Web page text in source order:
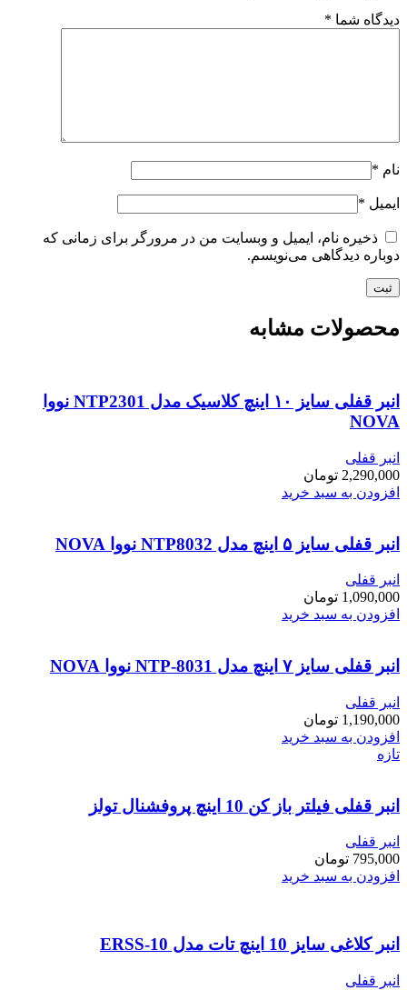
دیدگاه شما *
نام *
ایمیل *
ذخیره نام، ایمیل و وبسایت من در مرورگر برای زمانی که
دوباره دیدگاهی می‌نویسم.
محصولات مشابه
انبر قفلی سایز ۱۰ اینچ کلاسیک مدل NTP2301 نووا
NOVA
انبر قفلی
2,290,000 تومان
افزودن به سبد خرید
انبر قفلی سایز ۵ اینچ مدل NTP8032 نووا NOVA
انبر قفلی
1,090,000 تومان
افزودن به سبد خرید
انبر قفلی سایز ۷ اینچ مدل NTP-8031 نووا NOVA
انبر قفلی
1,190,000 تومان
افزودن به سبد خرید
تازه
انبر قفلی فیلتر باز کن 10 اینچ پروفشنال تولز
انبر قفلی
795,000 تومان
افزودن به سبد خرید
انبر کلاغی سایز 10 اینچ تات مدل ERSS-10
انبر قفلی